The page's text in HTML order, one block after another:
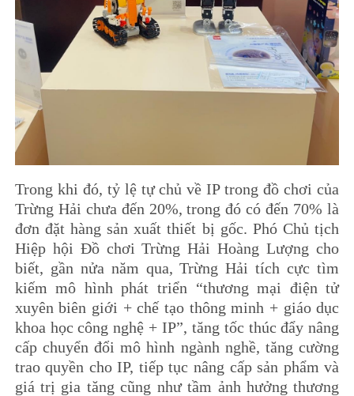
Trong khi đó, tỷ lệ tự chủ về IP trong đồ chơi của
Trừng Hải chưa đến 20%, trong đó có đến 70% là
đơn đặt hàng sản xuất thiết bị gốc. Phó Chủ tịch
Hiệp hội Đồ chơi Trừng Hải Hoàng Lượng cho
biết, gần nửa năm qua, Trừng Hải tích cực tìm
kiếm mô hình phát triển “thương mại điện tử
xuyên biên giới + chế tạo thông minh + giáo dục
khoa học công nghệ + IP”, tăng tốc thúc đẩy nâng
cấp chuyển đổi mô hình ngành nghề, tăng cường
trao quyền cho IP, tiếp tục nâng cấp sản phẩm và
giá trị gia tăng cũng như tầm ảnh hưởng thương